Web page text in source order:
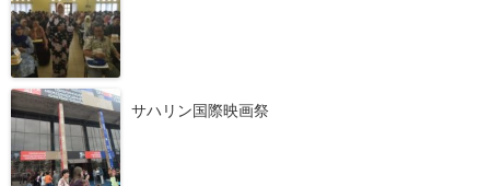
サハリン国際映画祭